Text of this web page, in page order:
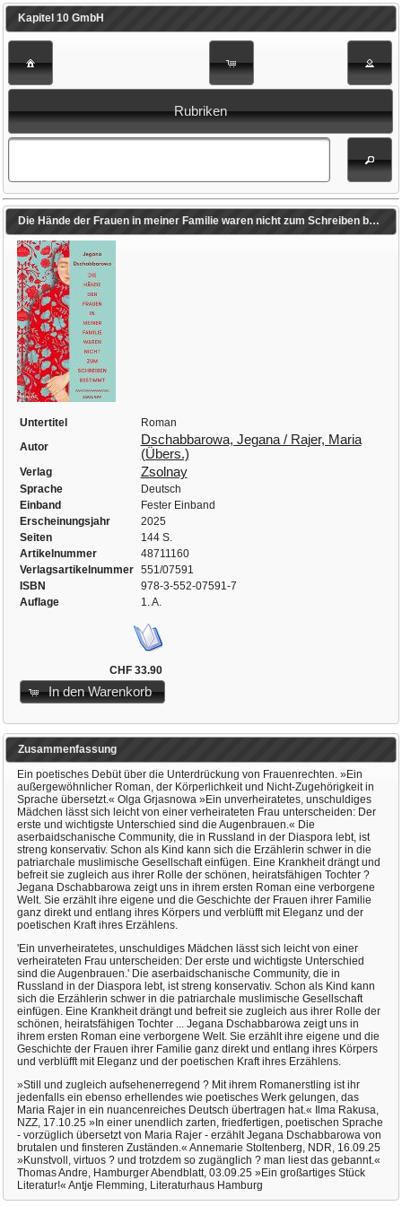
Kapitel 10 GmbH
Rubriken
Die Hände der Frauen in meiner Familie waren nicht zum Schreiben bestimmt (Dschabbarowa, Jegana / Rajer, Maria (Übers.))
Untertitel
Roman
Autor
Dschabbarowa, Jegana / Rajer, Maria
(Übers.)
Verlag Zsolnay
Sprache
Deutsch
Einband
Fester Einband
Erscheinungsjahr
2025
Seiten
144 S.
Artikelnummer
48711160
Verlagsartikelnummer
551/07591
ISBN
978-3-552-07591-7
Auflage
1. A.
CHF 33.90
In den Warenkorb
Zusammenfassung
Ein poetisches Debüt über die Unterdrückung von Frauenrechten. »Ein
außergewöhnlicher Roman, der Körperlichkeit und Nicht-Zugehörigkeit in
Sprache übersetzt.« Olga Grjasnowa »Ein unverheiratetes, unschuldiges
Mädchen lässt sich leicht von einer verheirateten Frau unterscheiden: Der
erste und wichtigste Unterschied sind die Augenbrauen.« Die
aserbaidschanische Community, die in Russland in der Diaspora lebt, ist
streng konservativ. Schon als Kind kann sich die Erzählerin schwer in die
patriarchale muslimische Gesellschaft einfügen. Eine Krankheit drängt und
befreit sie zugleich aus ihrer Rolle der schönen, heiratsfähigen Tochter ?
Jegana Dschabbarowa zeigt uns in ihrem ersten Roman eine verborgene
Welt. Sie erzählt ihre eigene und die Geschichte der Frauen ihrer Familie
ganz direkt und entlang ihres Körpers und verblüfft mit Eleganz und der
poetischen Kraft ihres Erzählens.
'Ein unverheiratetes, unschuldiges Mädchen lässt sich leicht von einer
verheirateten Frau unterscheiden: Der erste und wichtigste Unterschied
sind die Augenbrauen.' Die aserbaidschanische Community, die in
Russland in der Diaspora lebt, ist streng konservativ. Schon als Kind kann
sich die Erzählerin schwer in die patriarchale muslimische Gesellschaft
einfügen. Eine Krankheit drängt und befreit sie zugleich aus ihrer Rolle der
schönen, heiratsfähigen Tochter ... Jegana Dschabbarowa zeigt uns in
ihrem ersten Roman eine verborgene Welt. Sie erzählt ihre eigene und die
Geschichte der Frauen ihrer Familie ganz direkt und entlang ihres Körpers
und verblüfft mit Eleganz und der poetischen Kraft ihres Erzählens.
»Still und zugleich aufsehenerregend ? Mit ihrem Romanerstling ist ihr
jedenfalls ein ebenso erhellendes wie poetisches Werk gelungen, das
Maria Rajer in ein nuancenreiches Deutsch übertragen hat.« Ilma Rakusa,
NZZ, 17.10.25 »In einer unendlich zarten, friedfertigen, poetischen Sprache
- vorzüglich übersetzt von Maria Rajer - erzählt Jegana Dschabbarowa von
brutalen und finsteren Zuständen.« Annemarie Stoltenberg, NDR, 16.09.25
»Kunstvoll, virtuos ? und trotzdem so zugänglich ? man liest das gebannt.«
Thomas Andre, Hamburger Abendblatt, 03.09.25 »Ein großartiges Stück
Literatur!« Antje Flemming, Literaturhaus Hamburg